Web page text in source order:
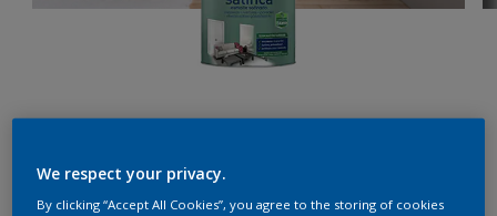
We respect your privacy.
By clicking “Accept All Cookies”, you agree to the storing of cookies